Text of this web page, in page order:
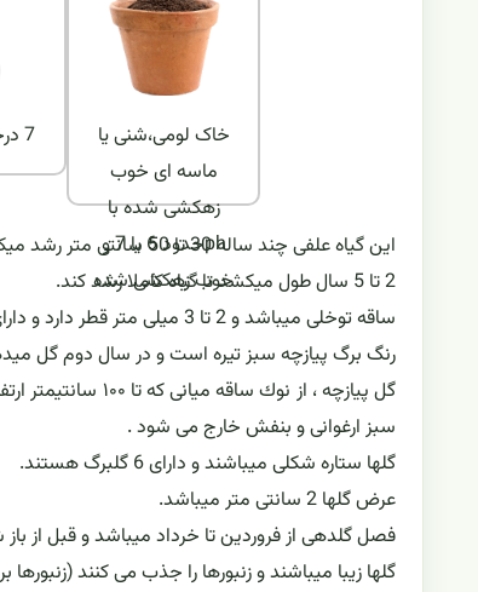
7 درجه سانتیگراد
خاک لومی،شنی یا
ماسه ای خوب
زهکشی شده با
phحدود 6 یا 7 و
خوب زهکشی شده
این گیاه علفی چند ساله 30 تا 50 سانتی متر رشد میکند ظاهری شبیه لامپ دارد .
2 تا 5 سال طول میکشد تا گیاه کاملا رشد کند.
ساقه توخلی میباشد و 2 تا 3 میلی متر قطر دارد و دارای بافتی نرم میباشد .
رنگ برگ پیازچه سبز تیره است و در سال دوم گل
گل پیازچه ، از
سبز ارغوانی و بنفش خارج می شود .
گلها ستاره شکلی میباشند و دارای 6 گلبرگ هستند.
عرض گلها 2 سانتی متر میباشد.
فصل گلدهی از فروردین تا خرداد میباشد و قبل از
گلها زیبا میباشند و زنبورها را جذب می کنند